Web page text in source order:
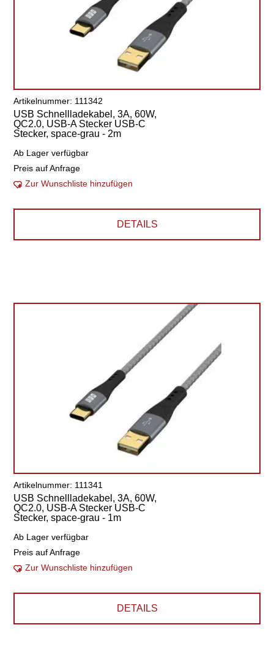
Artikelnummer: 111342
USB Schnellladekabel, 3A, 60W,
QC2.0, USB-A Stecker USB-C
Stecker, space-grau - 2m
Ab Lager verfügbar
Preis auf Anfrage
Zur Wunschliste hinzufügen
DETAILS
Artikelnummer: 111341
USB Schnellladekabel, 3A, 60W,
QC2.0, USB-A Stecker USB-C
Stecker, space-grau - 1m
Ab Lager verfügbar
Preis auf Anfrage
Zur Wunschliste hinzufügen
DETAILS